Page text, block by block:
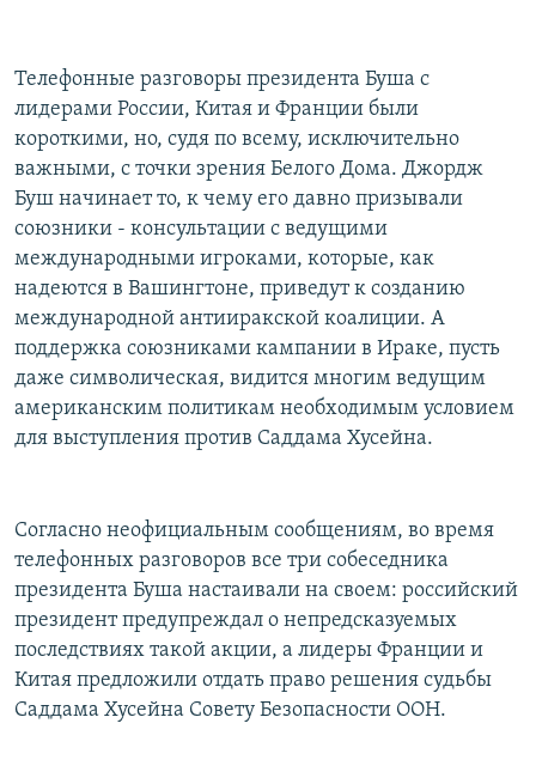
Телефонные разговоры президента Буша с
лидерами России, Китая и Франции были
короткими, но, судя по всему, исключительно
важными, с точки зрения Белого Дома. Джордж
Буш начинает то, к чему его давно призывали
союзники - консультации с ведущими
международными игроками, которые, как
надеются в Вашингтоне, приведут к созданию
международной антииракской коалиции. А
поддержка союзниками кампании в Ираке, пусть
даже символическая, видится многим ведущим
американским политикам необходимым условием
для выступления против Саддама Хусейна.
Согласно неофициальным сообщениям, во время
телефонных разговоров все три собеседника
президента Буша настаивали на своем: российский
президент предупреждал о непредсказуемых
последствиях такой акции, а лидеры Франции и
Китая предложили отдать право решения судьбы
Саддама Хусейна Совету Безопасности ООН.